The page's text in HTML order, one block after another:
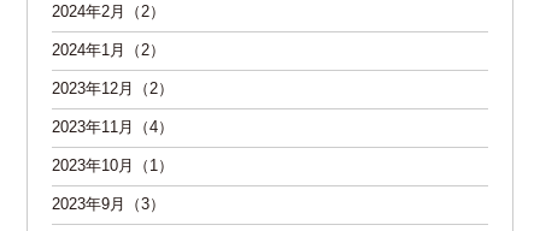
2024年2月（2）
2024年1月（2）
2023年12月（2）
2023年11月（4）
2023年10月（1）
2023年9月（3）